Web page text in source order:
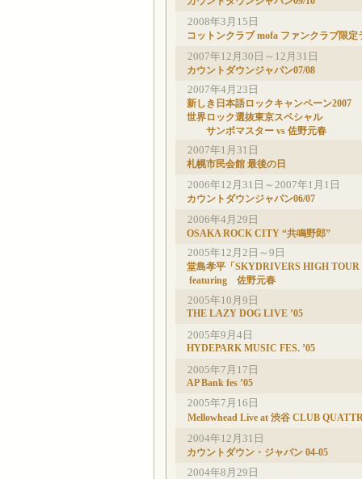
2008年3月15日
コットンクラブ mofa ファンクラブ限定
2007年12月30日～12月31日
カウントダウンジャパン07/08
2007年4月23日
新しき日本語ロックキャンペーン2007
世界ロック選抜東京スペシャル
サンボマスター vs 佐野元春
2007年1月31日
札幌市民会館 最後の日
2006年12月31日～2007年1月1日
カウントダウンジャパン06/07
2006年4月29日
OSAKA ROCK CITY “共鳴野郎”
2005年12月2日～9日
堂島孝平「SKYDRIVERS HIGH TOUR
featuring 佐野元春
2005年10月9日
THE LAZY DOG LIVE ’05
2005年9月4日
HYDEPARK MUSIC FES. ’05
2005年7月17日
AP Bank fes ’05
2005年7月16日
Mellowhead Live at 渋谷 CLUB
2004年12月31日
カウントダウン・ジャパン 04-05
2004年8月29日